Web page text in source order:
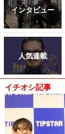
インタビュー
人気連載
イチオシ記事